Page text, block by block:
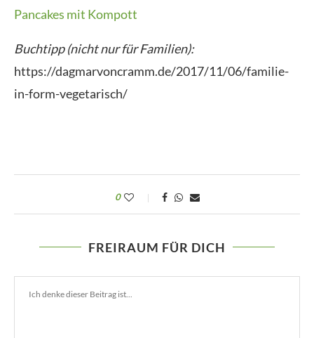
Pancakes mit Kompott
Buchtipp (nicht nur für Familien):
https://dagmarvoncramm.de/2017/11/06/familie-
in-form-vegetarisch/
0
FREIRAUM FÜR DICH